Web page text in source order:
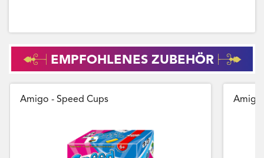
EMPFOHLENES ZUBEHÖR
Amigo - Speed Cups Amigo